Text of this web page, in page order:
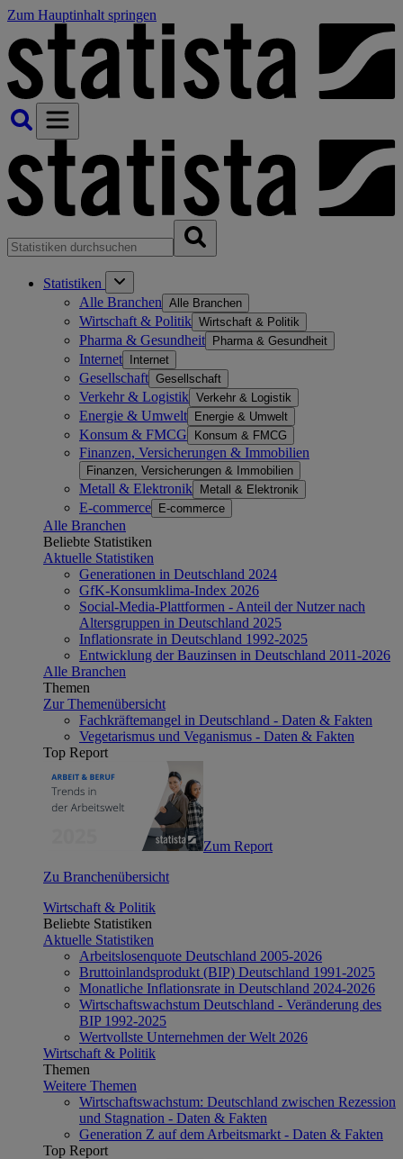
Zum Hauptinhalt springen
Statistiken
Alle Branchen Alle Branchen
Wirtschaft & Politik Wirtschaft & Politik
Pharma & Gesundheit Pharma & Gesundheit
Internet Internet
Gesellschaft Gesellschaft
Verkehr & Logistik Verkehr & Logistik
Energie & Umwelt Energie & Umwelt
Konsum & FMCG Konsum & FMCG
Finanzen, Versicherungen & Immobilien
Finanzen, Versicherungen & Immobilien
Metall & Elektronik Metall & Elektronik
E-commerce E-commerce
Alle Branchen
Beliebte Statistiken
Aktuelle Statistiken
Generationen in Deutschland 2024
GfK-Konsumklima-Index 2026
Social-Media-Plattformen - Anteil der Nutzer nach
Altersgruppen in Deutschland 2025
Inflationsrate in Deutschland 1992-2025
Entwicklung der Bauzinsen in Deutschland 2011-2026
Alle Branchen
Themen
Zur Themenübersicht
Fachkräftemangel in Deutschland - Daten & Fakten
Vegetarismus und Veganismus - Daten & Fakten
Top Report
Zum Report
Zu Branchenübersicht
Wirtschaft & Politik
Beliebte Statistiken
Aktuelle Statistiken
Arbeitslosenquote Deutschland 2005-2026
Bruttoinlandsprodukt (BIP) Deutschland 1991-2025
Monatliche Inflationsrate in Deutschland 2024-2026
Wirtschaftswachstum Deutschland - Veränderung des
BIP 1992-2025
Wertvollste Unternehmen der Welt 2026
Wirtschaft & Politik
Themen
Weitere Themen
Wirtschaftswachstum: Deutschland zwischen Rezession
und Stagnation - Daten & Fakten
Generation Z auf dem Arbeitsmarkt - Daten & Fakten
Top Report